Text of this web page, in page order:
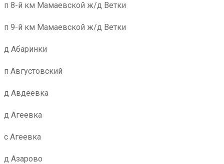
п 8-й км Мамаевской ж/д Ветки
п 9-й км Мамаевской ж/д Ветки
д Абаринки
п Августовский
д Авдеевка
д Агеевка
с Агеевка
д Азарово